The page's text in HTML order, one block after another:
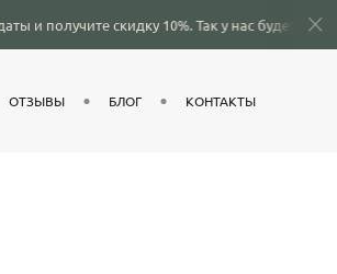
ОТЗЫВЫ БЛОГ КОНТАКТЫ
10%. Так у нас будет больше времени